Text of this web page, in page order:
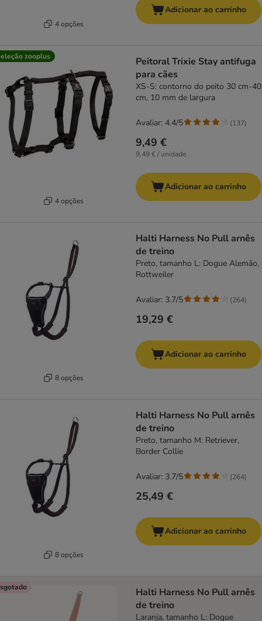
4 opções
Adicionar ao carrinho
zooplus
4 opções
Peitoral Trixie Stay antifuga
para cães
XS-S: contorno do peito 30 cm-40
cm, 10 mm de largura
9,49 €
9,49 € / unidade
Avaliar: 4.4/5 (137)
Adicionar ao carrinho
8 opções
Halti Harness No Pull arnês
de treino
Preto, tamanho L: Dogue Alemão,
Rottweiler
19,29 €
Avaliar: 3.7/5 (264)
Adicionar ao carrinho
8 opções
Halti Harness No Pull arnês
de treino
Preto, tamanho M: Retriever,
Border Collie
25,49 €
Avaliar: 3.7/5 (264)
Adicionar ao carrinho
Halti Harness No Pull arnês
de treino
Laranja, tamanho L: Dogue